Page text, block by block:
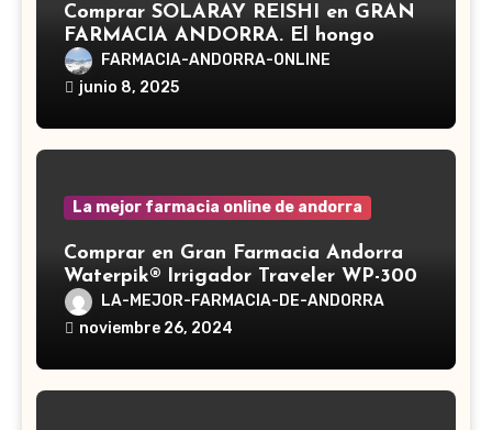
Comprar SOLARAY REISHI en GRAN
FARMACIA ANDORRA. El hongo
Reishi, cuyo nombre científico es
Ganoderma lucidum, es un hongo
en la medicina tradicional asiática
FARMACIA-ANDORRA-ONLINE
junio 8, 2025
La mejor farmacia online de andorra
Comprar en Gran Farmacia Andorra
Waterpik® Irrigador Traveler WP-300
LA-MEJOR-FARMACIA-DE-ANDORRA
noviembre 26, 2024